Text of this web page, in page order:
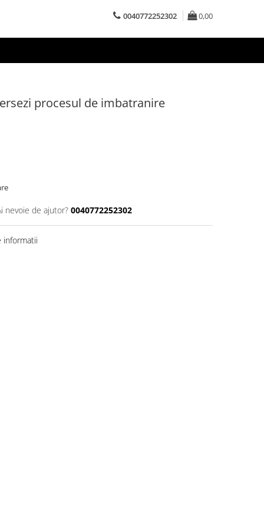
0040772252302 0,00
procesul de imbatranire
nevoie de ajutor? 0040772252302
informatii